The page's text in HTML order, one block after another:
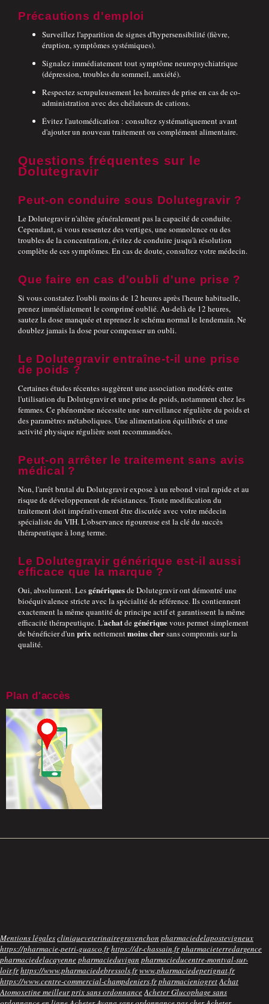
Précautions d'emploi
Surveillez l'apparition de signes d'hypersensibilité (fièvre,
éruption, symptômes systémiques).
Signalez immédiatement tout symptôme neuropsychiatrique
(dépression, troubles du sommeil, anxiété).
Respectez scrupuleusement les horaires de prise en cas de co-
administration avec des chélateurs de cations.
Évitez l'automédication : consultez systématiquement avant
d'ajouter un nouveau traitement ou complément alimentaire.
Questions fréquentes sur le
Dolutegravir
Peut-on conduire sous Dolutegravir ?
Le Dolutegravir n'altère généralement pas la capacité de conduite.
Cependant, si vous ressentez des vertiges, une somnolence ou des
troubles de la concentration, évitez de conduire jusqu'à résolution
complète de ces symptômes. En cas de doute, consultez votre médecin.
Que faire en cas d'oubli d'une prise ?
Si vous constatez l'oubli moins de 12 heures après l'heure habituelle,
prenez immédiatement le comprimé oublié. Au-delà de 12 heures,
sautez la dose manquée et reprenez le schéma normal le lendemain. Ne
doublez jamais la dose pour compenser un oubli.
Le Dolutegravir entraîne-t-il une prise
de poids ?
Certaines études récentes suggèrent une association modérée entre
l'utilisation du Dolutegravir et une prise de poids, notamment chez les
femmes. Ce phénomène nécessite une surveillance régulière du poids et
des paramètres métaboliques. Une alimentation équilibrée et une
activité physique régulière sont recommandées.
Peut-on arrêter le traitement sans avis
médical ?
Non, l'arrêt brutal du Dolutegravir expose à un rebond viral rapide et au
risque de développement de résistances. Toute modification du
traitement doit impérativement être discutée avec votre médecin
spécialiste du VIH. L'observance rigoureuse est la clé du succès
thérapeutique à long terme.
Le Dolutegravir générique est-il aussi
efficace que la marque ?
Oui, absolument. Lesgénériquesde Dolutegravir ont démontré une
bioéquivalence stricte avec la spécialité de référence. Ils contiennent
exactement la même quantité de principe actif et garantissent la même
efficacité thérapeutique. L'achatdegénériquevous permet simplement
de bénéficier d'un prixnettementmoins chersans compromis sur la
qualité.
Plan d'accès
Mentions légalescliniqueveterinairegravenchon pharmaciedelapostevigneux
https://pharmacie-petri-guasco.frhttps://dr-chassain.frpharmacieterredargence
pharmaciedelacayennepharmacieduvigan pharmacieducentre-montval-sur-
loir.frhttps://www.pharmaciedebressols.frwww.pharmaciedeperignat.fr
https://www.centre-commercial-champdeniers.frpharmacieniogretAchat
Atomoxetine meilleur prix sans ordonnanceAcheter Glucophage sans